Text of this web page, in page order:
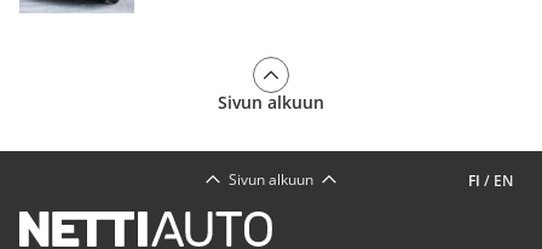
Sivun alkuun
FI / EN
Sivun alkuun